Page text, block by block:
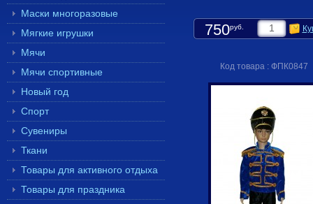
Маски многоразовые
Мягкие игрушки
Мячи
Мячи спортивные
Новый год
Спорт
Сувениры
Ткани
Товары для активного отдыха
Товары для праздника
750руб.
Код товара : ФПК0847